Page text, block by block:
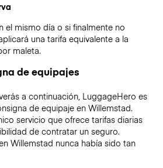
el mismo día o si finalmente no
una tarifa equivalente a la
maleta.
de equipajes
a continuación, LuggageHero es
de equipaje en Willemstad.
servicio que ofrece tarifas diarias
de contratar un seguro.
Willemstad nunca había sido tan